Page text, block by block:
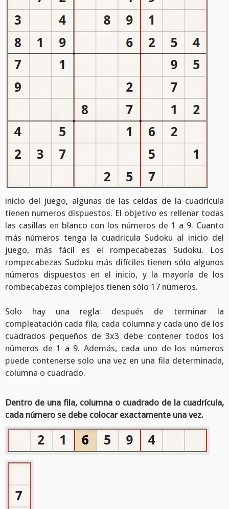
inicio del juego, algunas de las celdas de la cuadrícula
tienen numeros dispuestos. El objetivo es rellenar todas
las casillas en blanco con los números de 1 a 9. Cuanto
más números tenga la cuadricula Sudoku al inicio del
juego, más fácil es el rompecabezas Sudoku. Los
rompecabezas Sudoku más difíciles tienen sólo algunos
números dispuestos en el inicio, y la mayoría de los
rombecabezas complejos tienen sólo 17 números.
Solo hay una regla: después de terminar la
compleatación cada fila, cada columna y cada uno de los
cuadrados pequeños de 3x3 debe contener todos los
números de 1 a 9. Además, cada uno de los números
puede contenerse solo una vez en una fila determinada,
columna o cuadrado.
Dentro de una fila, columna o cuadrado de la cuadrícula,
cada número se debe colocar exactamente una vez.